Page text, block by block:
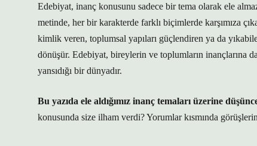
Edebiyat, inanç konusunu sadece bir tema olarak ele
metinde, her bir karakterde farklı biçimlerde karşımıza
kimlik veren, toplumsal yapıları güçlendiren ya da
dönüşür. Edebiyat, bireylerin ve toplumların inançlarına
yansıdığı bir dünyadır.
Bu yazıda ele aldığımız inanç temaları üzerine
konusunda size ilham verdi? Yorumlar kısmında